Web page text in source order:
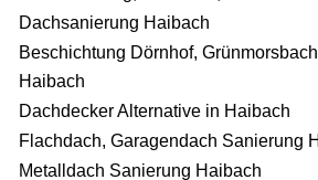
Dachsanierung Haibach
Beschichtung Dörnhof,
Haibach
Dachdecker Alternative in Haibach
Flachdach, Garagendach Sanierung
Metalldach Sanierung Haibach